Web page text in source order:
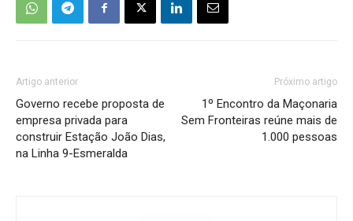
Artigo anterior
Governo recebe proposta de
empresa privada para
construir Estação João Dias,
na Linha 9-Esmeralda
Próximo artigo
1º Encontro da Maçonaria
Sem Fronteiras reúne mais de
1.000 pessoas